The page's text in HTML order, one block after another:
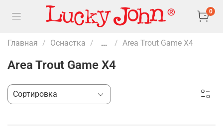
0
Главная Оснастка ... Area Trout Game X4
Area Trout Game X4